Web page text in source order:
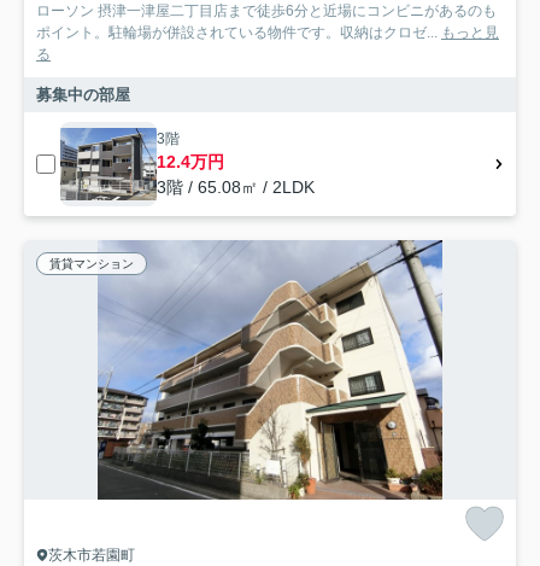
ローソン 摂津一津屋二丁目店まで徒歩6分と近場にコンビニがあるのも
ポイント。駐輪場が併設されている物件です。収納はクロゼ... もっと見
る
募集中の部屋
3階
12.4万円
3階 / 65.08㎡ / 2LDK
賃貸マンション
茨木市若園町